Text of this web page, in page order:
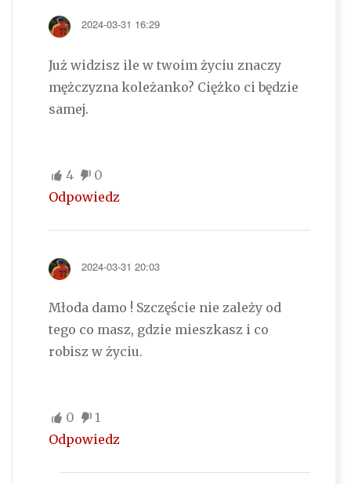
2024-03-31 16:29
Już widzisz ile w twoim życiu znaczy
mężczyzna koleżanko? Ciężko ci będzie
samej.
4
0
Odpowiedz
2024-03-31 20:03
Młoda damo ! Szczęście nie zależy od
tego co masz, gdzie mieszkasz i co
robisz w życiu.
0
1
Odpowiedz